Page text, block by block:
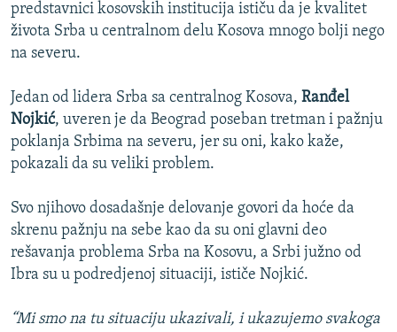
NASTANAK I RASPAD JUGOSLAVIJE
predstavnici kosovskih institucija ističu da je kvalitet
života Srba u centralnom delu Kosova mnogo bolji nego
na severu.
Jedan od lidera Srba sa centralnog Kosova, Ranđel
Nojkić, uveren je da Beograd poseban tretman i pažnju
poklanja Srbima na severu, jer su oni, kako kaže,
pokazali da su veliki problem.
Svo njihovo dosadašnje delovanje govori da hoće da
skrenu pažnju na sebe kao da su oni glavni deo
rešavanja problema Srba na Kosovu, a Srbi južno od
Ibra su u podredjenoj situaciji, ističe Nojkić.
“Mi smo na tu situaciju ukazivali, i ukazujemo svakoga